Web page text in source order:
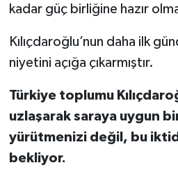
kadar güç birliğine hazır
Kılıçdaroğlu’nun daha ilk
niyetini açığa çıkarmıştır.
Türkiye toplumu
uzlaşarak saraya uygun
yürütmenizi değil, bu
bekliyor.